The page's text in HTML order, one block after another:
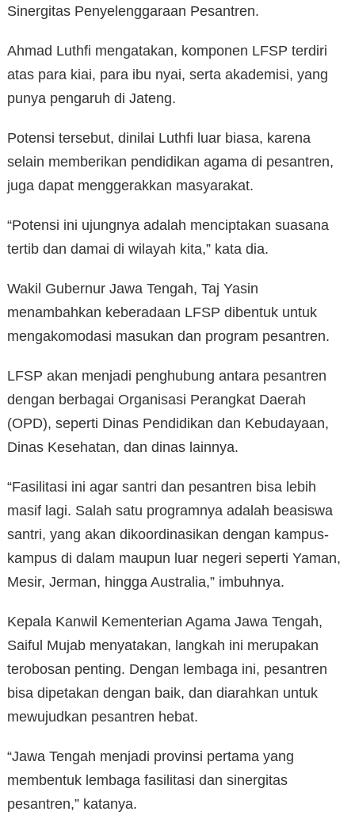
Sinergitas Penyelenggaraan Pesantren.
Ahmad Luthfi mengatakan, komponen LFSP terdiri
atas para kiai, para ibu nyai, serta akademisi, yang
punya pengaruh di Jateng.
Potensi tersebut, dinilai Luthfi luar biasa, karena
selain memberikan pendidikan agama di pesantren,
juga dapat menggerakkan masyarakat.
“Potensi ini ujungnya adalah menciptakan suasana
tertib dan damai di wilayah kita,” kata dia.
Wakil Gubernur Jawa Tengah, Taj Yasin
menambahkan keberadaan LFSP dibentuk untuk
mengakomodasi masukan dan program pesantren.
LFSP akan menjadi penghubung antara pesantren
dengan berbagai Organisasi Perangkat Daerah
(OPD), seperti Dinas Pendidikan dan Kebudayaan,
Dinas Kesehatan, dan dinas lainnya.
“Fasilitasi ini agar santri dan pesantren bisa lebih
masif lagi. Salah satu programnya adalah beasiswa
santri, yang akan dikoordinasikan dengan kampus-
kampus di dalam maupun luar negeri seperti Yaman,
Mesir, Jerman, hingga Australia,” imbuhnya.
Kepala Kanwil Kementerian Agama Jawa Tengah,
Saiful Mujab menyatakan, langkah ini merupakan
terobosan penting. Dengan lembaga ini, pesantren
bisa dipetakan dengan baik, dan diarahkan untuk
mewujudkan pesantren hebat.
“Jawa Tengah menjadi provinsi pertama yang
membentuk lembaga fasilitasi dan sinergitas
pesantren,” katanya.